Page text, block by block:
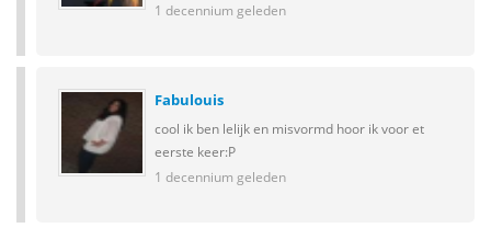
1 decennium geleden
Fabulouis
cool ik ben lelijk en misvormd hoor ik voor et
eerste keer:P
1 decennium geleden